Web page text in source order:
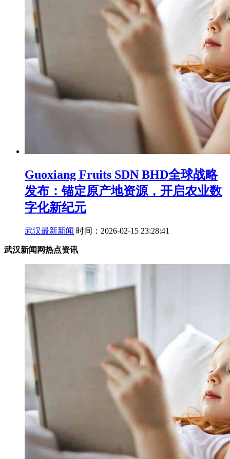
Guoxiang Fruits SDN BHD全球战略
发布：锚定原产地资源，开启农业数
字化新纪元
武汉最新新闻 时间：2026-02-15 23:28:41
武汉新闻网热点资讯